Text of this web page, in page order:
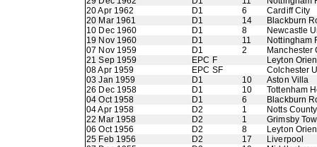
20 Apr 1962
D1 6
Cardiff City
20 Mar 1961
D1 14
Blackburn
10 Dec 1960
D1 8
Newcastle
19 Nov 1960
D1 11
Nottingham
07 Nov 1959
D1 2
Manchester
21 Sep 1959
EPC F
Leyton
08 Apr 1959
EPC SF
Colchester
03 Jan 1959
D1 10
Aston Villa
26 Dec 1958
D1 10
Tottenham
04 Oct 1958
D1 6
Blackburn
04 Apr 1958
D2 1
Notts County
22 Mar 1958
D2 1
Grimsby
06 Oct 1956
D2 8
Leyton
25 Feb 1956
D2 17
Liverpool